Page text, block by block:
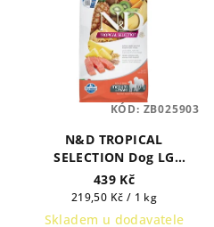
N&D TROPICAL
SELECTION Dog LG
Salmon Adult Medium &
Maxi 2 kg
439 Kč
Měrná
cena:
219,50 Kč / 1 kg
Skladem u dodavatele
KÓD: ZB025903